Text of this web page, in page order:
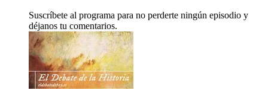
Suscríbete al programa para no perderte ningún episodio y
déjanos tu comentarios.